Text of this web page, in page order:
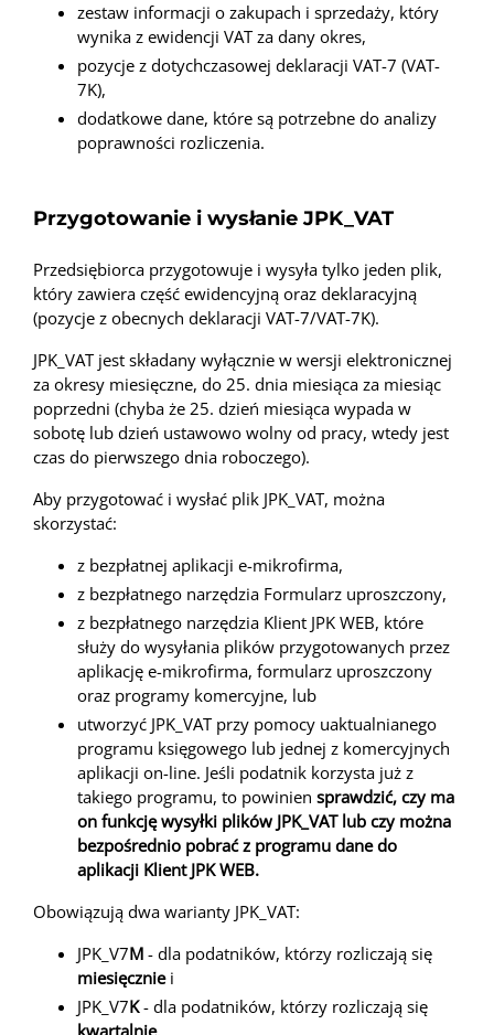
zestaw informacji o zakupach i sprzedaży, który
wynika z ewidencji VAT za dany okres,
pozycje z dotychczasowej deklaracji VAT-7 (VAT-
7K),
dodatkowe dane, które są potrzebne do analizy
poprawności rozliczenia.
Przygotowanie i wysłanie JPK_VAT
Przedsiębiorca przygotowuje i wysyła tylko jeden plik,
który zawiera część ewidencyjną oraz deklaracyjną
(pozycje z obecnych deklaracji VAT-7/VAT-7K).
JPK_VAT jest składany wyłącznie w wersji elektronicznej
za okresy miesięczne, do 25. dnia miesiąca za miesiąc
poprzedni (chyba że 25. dzień miesiąca wypada w
sobotę lub dzień ustawowo wolny od pracy, wtedy jest
czas do pierwszego dnia roboczego).
Aby przygotować i wysłać plik JPK_VAT, można
skorzystać:
z bezpłatnej aplikacji e-mikrofirma,
z bezpłatnego narzędzia Formularz uproszczony,
z bezpłatnego narzędzia Klient JPK WEB, które
służy do wysyłania plików przygotowanych przez
aplikację e-mikrofirma, formularz uproszczony
oraz programy komercyjne, lub
utworzyć JPK_VAT przy pomocy uaktualnianego
programu księgowego lub jednej z komercyjnych
aplikacji on-line. Jeśli podatnik korzysta już z
takiego programu, to powinien sprawdzić, czy ma
on funkcję wysyłki plików JPK_VAT lub czy można
bezpośrednio pobrać z programu dane do
aplikacji Klient JPK WEB.
Obowiązują dwa warianty JPK_VAT:
JPK_V7M - dla podatników, którzy rozliczają się
miesięczniei
JPK_V7K- dla podatników, którzy rozliczają się
kwartalnie.